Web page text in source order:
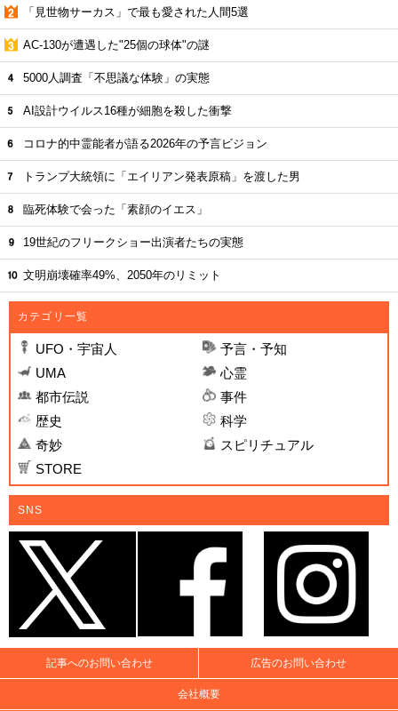
「見世物サーカス」で最も愛された人間5選
AC-130が遭遇した"25個の球体"の謎
5000人調査「不思議な体験」の実態
AI設計ウイルス16種が細胞を殺した衝撃
コロナ的中霊能者が語る2026年の予言ビジョン
トランプ大統領に「エイリアン発表原稿」を渡した男
臨死体験で会った「素顔のイエス」
19世紀のフリークショー出演者たちの実態
文明崩壊確率49%、2050年のリミット
カテゴリ一覧
UFO・宇宙人
予言・予知
UMA
心霊
都市伝説
事件
歴史
科学
奇妙
スピリチュアル
STORE
SNS
記事へのお問い合わせ 広告のお問い合わせ
会社概要